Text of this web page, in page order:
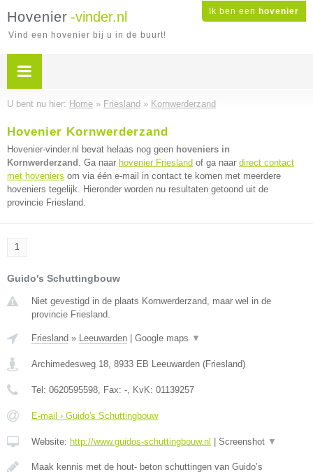
Ik ben een hovenier
Hovenier -vinder.nl
Vind een hovenier bij u in de buurt!
U bent nu hier: Home » Friesland » Kornwerderzand
Hovenier Kornwerderzand
Hovenier-vinder.nl bevat helaas nog geen hoveniers in
Kornwerderzand . Ga naar hovenier Friesland of ga naar direct contact
met hoveniers om via één e-mail in contact te komen met meerdere
hoveniers tegelijk. Hieronder worden nu resultaten getoond uit de
provincie Friesland.
1
Guido's Schuttingbouw
Niet gevestigd in de plaats Kornwerderzand, maar wel in de
provincie Friesland.
Friesland » Leeuwarden Google maps ▼
Archimedesweg 18, 8933 EB Leeuwarden (Friesland)
Tel: 0620595598, Fax: -, KvK: 01139257
E-mail › Guido's Schuttingbouw
Website: http://www.guidos-schuttingbouw.nl Screenshot ▼
Maak kennis met de hout- beton schuttingen van Guido’s